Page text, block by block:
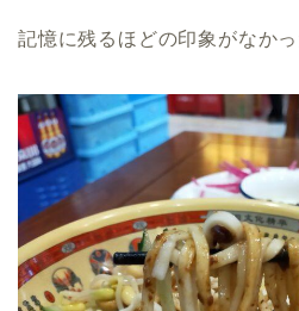
記憶に残るほどの印象がなかっ